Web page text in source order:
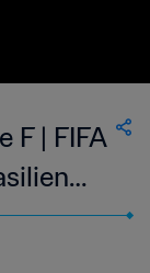
F | FIFA